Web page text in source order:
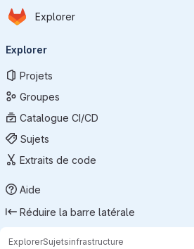
Passer au contenu principal
Page d'accueil
Explorer
principale
Explorer
Projets
Groupes
Catalogue CI/CD
Sujets
Extraits de code
Aide
Réduire la barre latérale
ExplorerSujetsinfrastructure